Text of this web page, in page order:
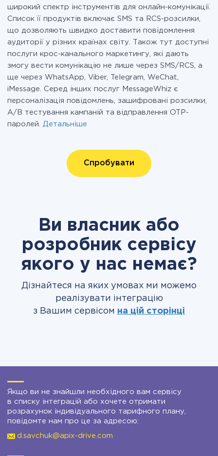
широкий спектр інструментів для онлайн-комунікації.
Список її продуктів включає SMS та RCS-розсилки,
що дозволяють швидко доставити повідомлення
аудиторії у різних країнах світу. Також тут доступні
послуги крос-канального маркетингу, які дають
змогу вести комунікацію не лише через SMS/RCS, а
ще через WhatsApp, Viber, Telegram, WeChat,
iMessage. Серед інших послуг MessageWhiz є
персоналізація повідомлень, зашифровані розсилки,
A/B тестування кампаній та відправлення OTP-
паролей. Детальніше
Спробувати
Ви власник або
розробник сервісу
якого у нас немає?
Дізнайтеся на яких умовах ми можемо
реалізувати інтеграцію
з Вашим сервісом на цій сторінці
Якщо ви не знайшли необхідного вам сервісу
в списку інтеграцій або хочете отримати
розрахунок індивідуального тарифного плану,
повідомте нам про це за адресою:
d.savchuk@apix-drive.com